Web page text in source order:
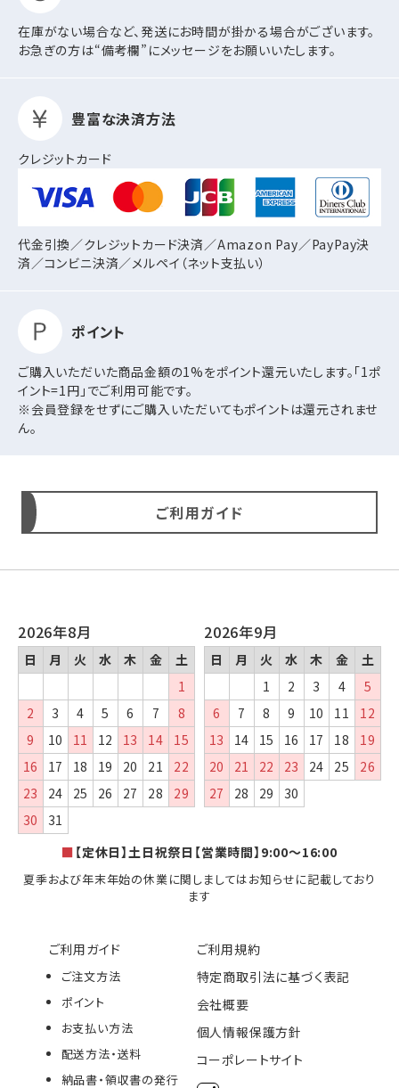
在庫がない場合など、発送にお時間が掛かる場合がございます。
お急ぎの方は“備考欄”にメッセージをお願いいたします。
豊富な決済方法
クレジットカード
代金引換／クレジットカード決済／Amazon Pay／PayPay決
済／コンビニ決済／メルペイ（ネット支払い）
ポイント
ご購入いただいた商品金額の1%をポイント還元いたします。「1ポ
イント=1円」でご利用可能です。
※会員登録をせずにご購入いただいてもポイントは還元されませ
ん。
ご利用ガイド
ご利用ガイド
ご注文方法
ポイント
お支払い方法
配送方法・送料
納品書・領収書の発行
ご利用規約
特定商取引法に基づく表記
会社概要
個人情報保護方針
コーポレートサイト
2026年8月
日 月 火 水 木 金
土
1
2
3 4 5 6 7
8
9
10 11 12 13 14
15
16
17 18 19 20 21
22
23
24 25 26 27 28
29
30
31
2026年9月
日 月 火 水 木 金
土
1
2 3 4
5
6
7 8 9 10 11
12
13
14 15 16 17 18
19
20
21 22 23 24 25
26
27
28 29 30
■ 【定休日】土日祝祭日【営業時間】9:00～16:00
夏季および年末年始の休業に関しましてはお知らせに記載しており
ます